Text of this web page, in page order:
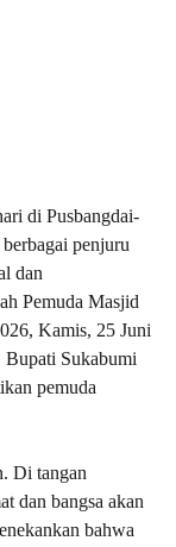
di Pusbangdai-
penjuru
dan
Pemuda Masjid
Kamis, 25 Juni
Bupati Sukabumi
pemuda
Di tangan
dan bangsa akan
bahwa